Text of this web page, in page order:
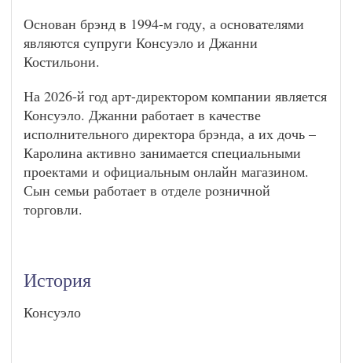
Основан брэнд в 1994-м году, а основателями
являются супруги Консуэло и Джанни
Костильони.
На 2026-й год арт-директором компании является
Консуэло. Джанни работает в качестве
исполнительного директора брэнда, а их дочь –
Каролина активно занимается специальными
проектами и официальным онлайн магазином.
Сын семьи работает в отделе розничной
торговли.
История
Консуэло